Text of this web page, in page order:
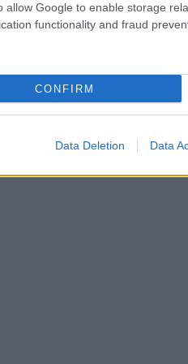
allow Google to enable storage
functionality and fraud
CONFIRM
Data Deletion Data